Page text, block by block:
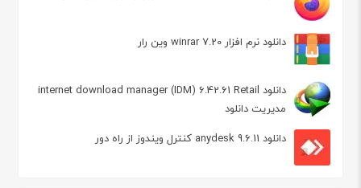
دانلود نرم افزار winrar 7.20 وین رار
دانلود internet download manager (IDM) 6.42.61 Retail
مدیریت دانلود
دانلود anydesk 9.6.11 کنترل ویندوز از راه دور